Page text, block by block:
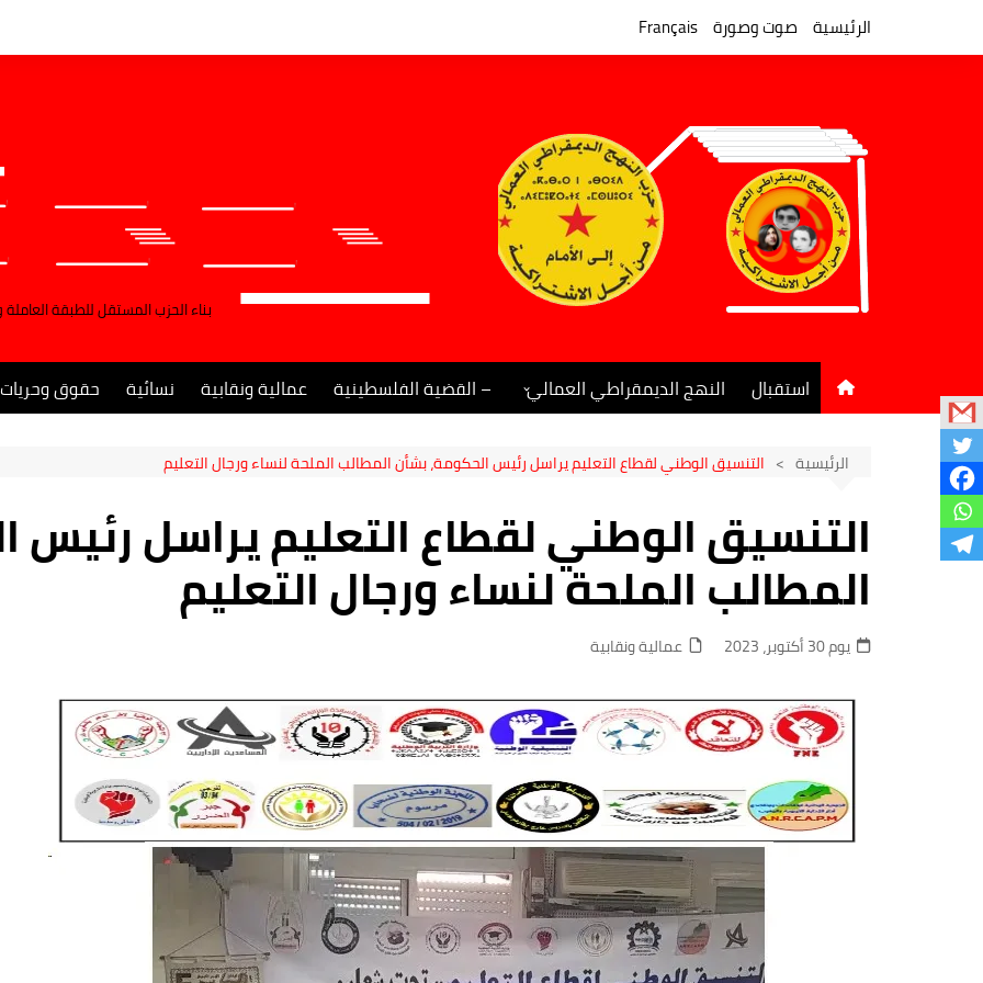
الرئيسية صوت وصورة Français
بناء الحزب المستقل للطبقة
استقبال النهج الديمقراطي العمالي
جريدة النهج الديمقراطي
– القضية الفلسطينية عمالية ونقابية نسائية حقوق وحريات
الرئيسية التنسيق الوطني لقطاع التعليم يراسل رئيس الحكومة، بشأن المطالب الملحة لنساء ورجال التعليم
التنسيق الوطني لقطاع التعليم يراسل رئيس
المطالب الملحة لنساء ورجال التعليم
يوم 30 أكتوبر، 2023 عمالية ونقابية